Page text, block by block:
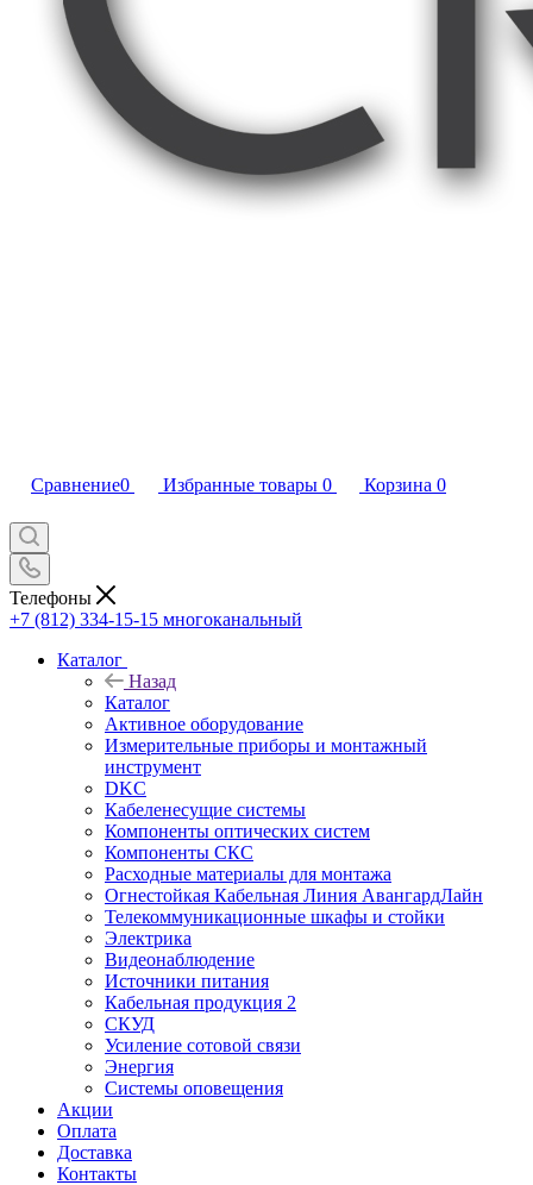
Сравнение0 Избранные товары 0 Корзина 0
Телефоны
+7 (812) 334-15-15 многоканальный
Каталог
Назад
Каталог
Активное оборудование
Измерительные приборы и монтажный
инструмент
DKC
Кабеленесущие системы
Компоненты оптических систем
Компоненты СКС
Расходные материалы для монтажа
Огнестойкая Кабельная Линия АвангардЛайн
Телекоммуникационные шкафы и стойки
Электрика
Видеонаблюдение
Источники питания
Кабельная продукция 2
СКУД
Усиление сотовой связи
Энергия
Системы оповещения
Акции
Оплата
Доставка
Контакты